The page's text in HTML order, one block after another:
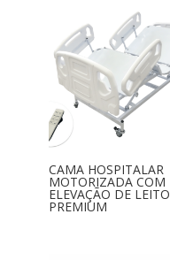
CAMA HOSPITALAR
MOTORIZADA COM
ELEVAÇÃO DE LEITO
PREMIUM